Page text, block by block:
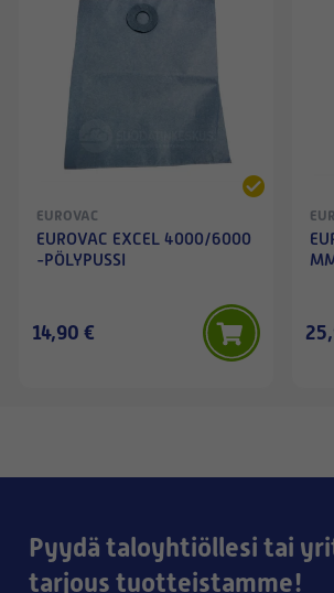
EUROVAC
EUROVAC EXCEL 4000/6000
-PÖLYPUSSI
14,90 €
Pyydä taloyhtiöllesi tai
tarjous tuotteistamme!